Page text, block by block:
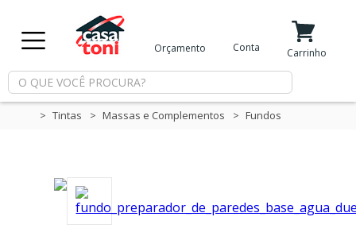
Minha Conta
Meus Favoritos
Departamentos
Orçamento Conta Carrinho
Tintas Massas e Complementos Fundos